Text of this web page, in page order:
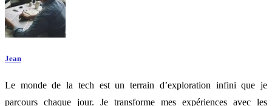
Jean
Le monde de la tech est un terrain d’exploration infini que je
parcours chaque jour. Je transforme mes expériences avec les